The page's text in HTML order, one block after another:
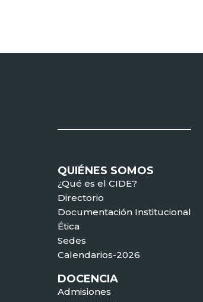
QUIÉNES SOMOS
¿Qué es el CIDE?
Directorio
Documentación Institucional
Ética
Sedes
Calendarios-2026
DOCENCIA
Admisiones